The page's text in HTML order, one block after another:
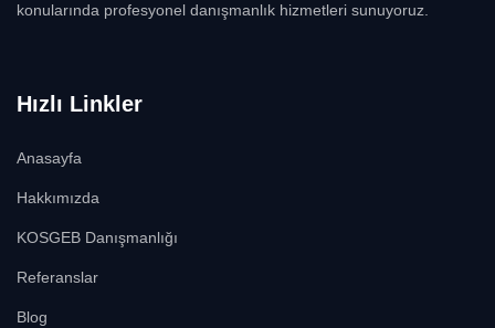
konularında profesyonel danışmanlık hizmetleri sunuyoruz.
Hızlı Linkler
Anasayfa
Hakkımızda
KOSGEB Danışmanlığı
Referanslar
Blog